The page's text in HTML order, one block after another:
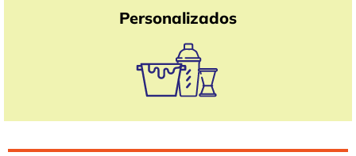
Personalizados